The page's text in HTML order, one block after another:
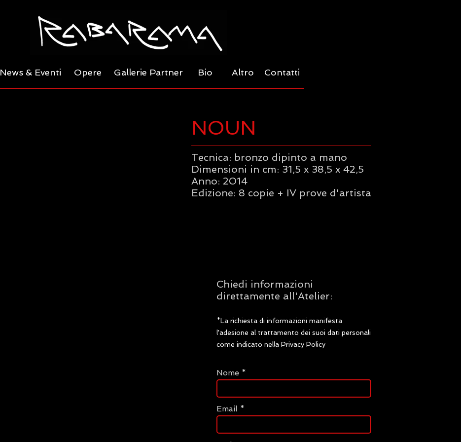
News & Eventi Opere Gallerie Partner Bio Altro Contatti
NOUN
Tecnica: bronzo dipinto a mano
Dimensioni in cm: 31,5 x 38,5 x 42,5
Anno: 2014
Edizione: 8 copie + IV prove d'artista
Chiedi informazioni
direttamente all'Atelier:
*La richiesta di informazioni manifesta
l'adesione al trattamento dei suoi dati personali
come indicato nella Privacy Policy
Nome
Email